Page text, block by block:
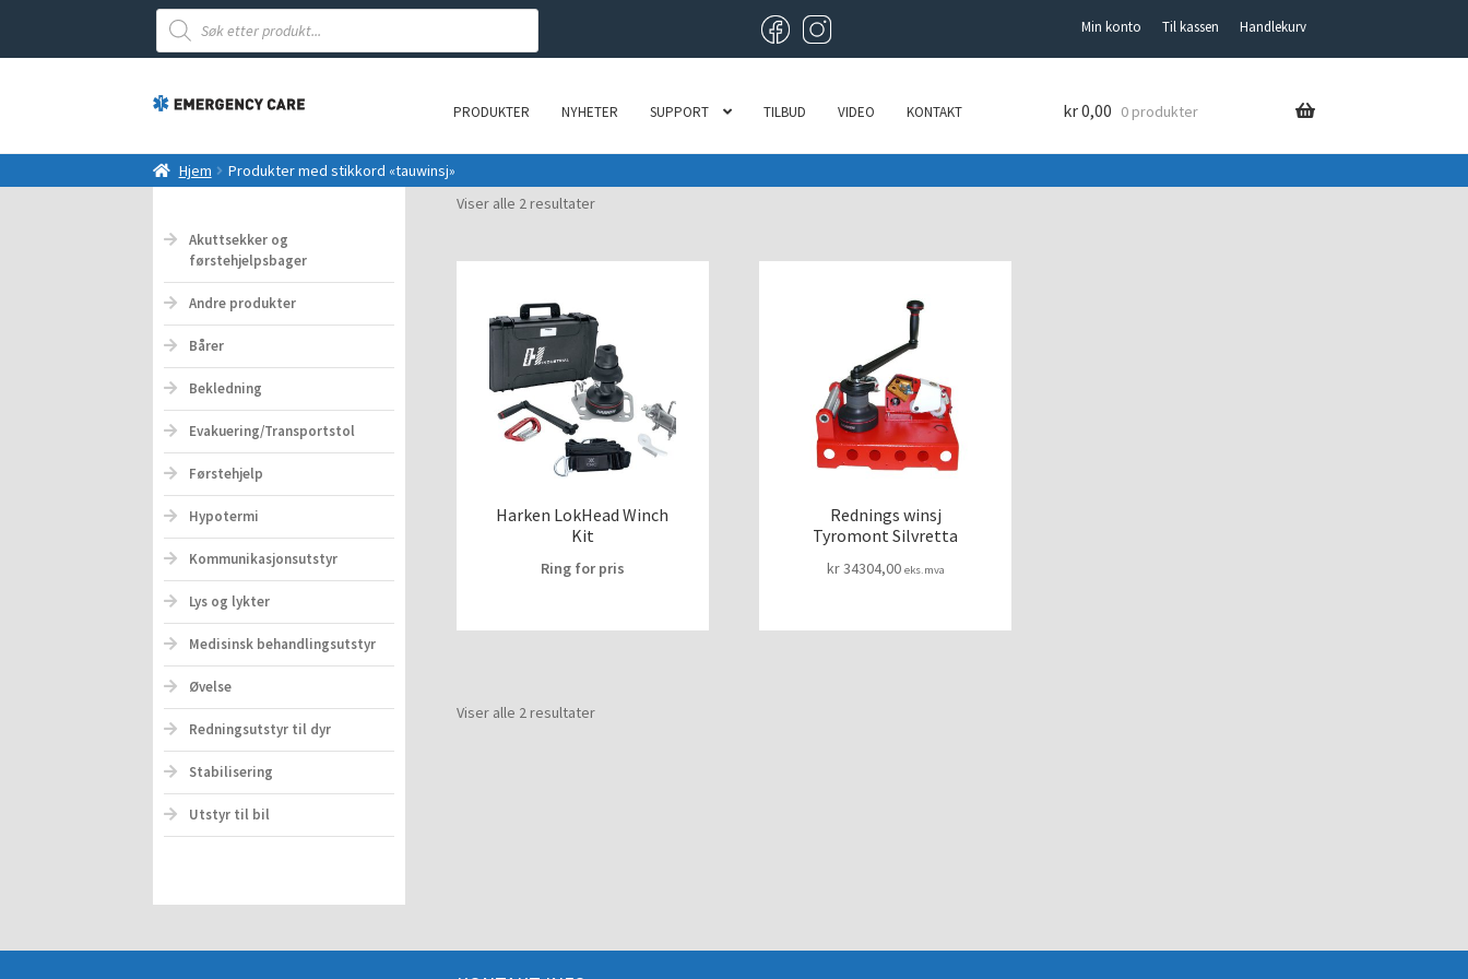
Products
search Min konto Til kassen Handlekurv
PRODUKTER NYHETER SUPPORT TILBUD VIDEO KONTAKT kr0,00 0 produkter
Hjem
Produkter med stikkord «tauwinsj»
Viser alle 2 resultater
Harken LokHead Winch
Kit
Ring for pris
Rednings winsj
Tyromont Silvretta
kr34304,00 eks.mva
Viser alle 2 resultater
Akuttsekker og
førstehjelpsbager
Andre produkter
Bårer
Bekledning
Evakuering/Transportstol
Førstehjelp
Hypotermi
Kommunikasjonsutstyr
Lys og lykter
Medisinsk behandlingsutstyr
Øvelse
Redningsutstyr til dyr
Stabilisering
Utstyr til bil